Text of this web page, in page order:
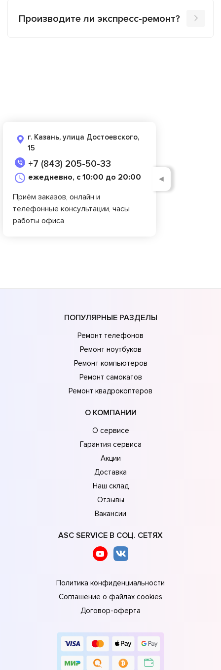
Производите ли экспресс-ремонт?
г. Казань, улица Достоевского,
15
+7 (843) 205-50-33
ежедневно, с 10:00 до 20:00
Приём заказов, онлайн и
телефонные консультации, часы
работы офиса
◄
ПОПУЛЯРНЫЕ РАЗДЕЛЫ
Ремонт телефонов
Ремонт ноутбуков
Ремонт компьютеров
Ремонт самокатов
Ремонт квадрокоптеров
О КОМПАНИИ
О сервисе
Гарантия сервиса
Акции
Доставка
Наш склад
Отзывы
Вакансии
ASC SERVICE В СОЦ. СЕТЯХ
Политика конфиденциальности
Соглашение о файлах cookies
Договор-оферта